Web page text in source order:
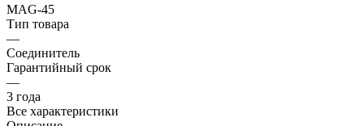
MAG-45
Тип товара
—
Соединитель
Гарантийный срок
—
3 года
Все характеристики